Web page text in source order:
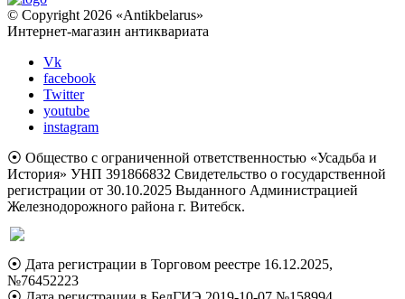
© Copyright 2026 «Antikbelarus»
Интернет-магазин антиквариата
Vk
facebook
Twitter
youtube
instagram
⦿ Общество с ограниченной ответственностью «Усадьба и
История» УНП 391866832 Свидетельство о государственной
регистрации от 30.10.2025 Выданного Администрацией
Железнодорожного района г. Витебск.
⦿ Дата регистрации в Торговом реестре 16.12.2025,
№76452223